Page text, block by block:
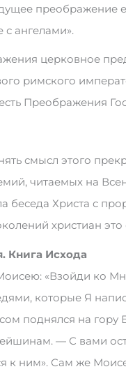
преображение
с ангелами».
церковное
римского
Преображения
смысл этого
читаемых на
беседа Христа с
христиан это
Кни­га Ис­хо­да
«Взой­ди ко
ко­то­рые Я
под­нял­ся на го­ру
— С ва­ми
к ним». Сам же